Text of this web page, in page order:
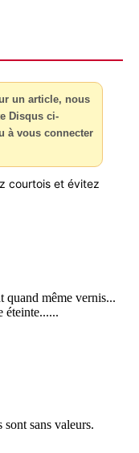
un article, nous
Disqus ci-
à vous connecter
courtois et évitez